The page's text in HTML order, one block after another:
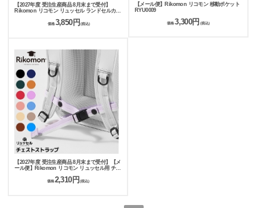
【2027年度 受注生産商品 8月末まで受付】
Rikomon リコモン リュッセル ランドセルカバ
価格 3,850円(税込)
【メール便】Rikomon リコモン 移動ポケット
RYU0009
価格3,300円 (税込)
【2027年度 受注生産商品 8月末まで受付】【メ
ール便】Rikomon リコモン リュッセル用 チェ
価格 2,310円 (税込)